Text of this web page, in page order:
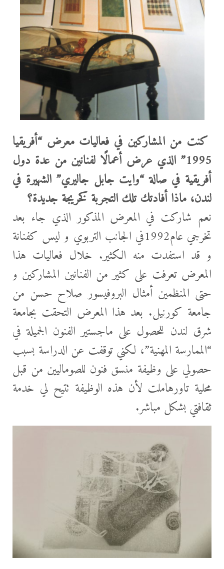
كنت من المشاركين في فعاليات معرض “أفريقيا
1995” الذي عرض أعمالًا لفنانين من عدة دول
أفريقية في صالة “وايت جابل جاليري” الشهيرة في
لندن، ماذا أفادتك تلك التجربة كخريجة جديدة؟
نعم شاركت في المعرض المذكور الذي جاء بعد
تخرجي عام1992في الجانب التربوي و ليس كفنانة
و قد استفدت منه الكثير. خلال فعاليات هذا
المعرض تعرفت على كثير من الفنانين المشاركين و
حتى المنظمين أمثال البروفيسور صلاح حسن من
جامعة كورنيل. بعد هذا المعرض التحقت بجامعة
شرق لندن للحصول على ماجستير الفنون الجميلة في
“الممارسة المهنية”، لكني توقفت عن الدراسة بسبب
حصولي على وظيفة منسق فنون للصوماليين من قبل
محلية تاورهاملت لأن هذه الوظيفة تتيح لي خدمة
ثقافتي بشكل مباشر.